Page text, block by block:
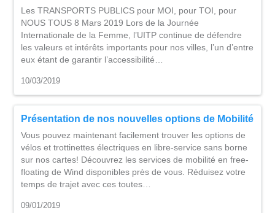
Les TRANSPORTS PUBLICS pour MOI, pour TOI, pour
NOUS TOUS 8 Mars 2019 Lors de la Journée
Internationale de la Femme, l’UITP continue de défendre
les valeurs et intérêts importants pour nos villes, l’un d’entre
eux étant de garantir l’accessibilité…
10/03/2019
Présentation de nos nouvelles options de Mobilité
Vous pouvez maintenant facilement trouver les options de
vélos et trottinettes électriques en libre-service sans borne
sur nos cartes! Découvrez les services de mobilité en free-
floating de Wind disponibles près de vous. Réduisez votre
temps de trajet avec ces toutes…
09/01/2019